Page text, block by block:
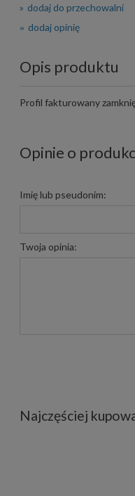
dodaj do przechowalni
dodaj opinię
Opis produktu
Profil fakturowany
Opinie o
Imię lub pseudonim:
Twoja opinia:
Najczęściej